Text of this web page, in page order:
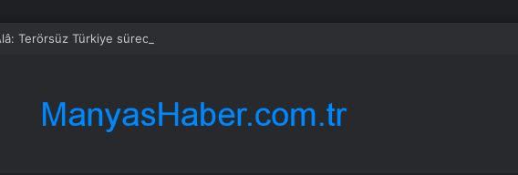
Terörsüz Türkiye sürecinde önemli aşamaya ulaşıldı